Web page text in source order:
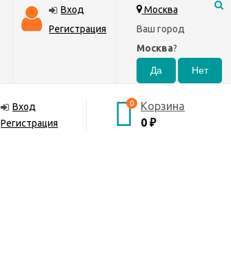
Вход
Регистрация
Москва
Ваш город
Москва?
Вход
Регистрация
0
Корзина
0 ₽